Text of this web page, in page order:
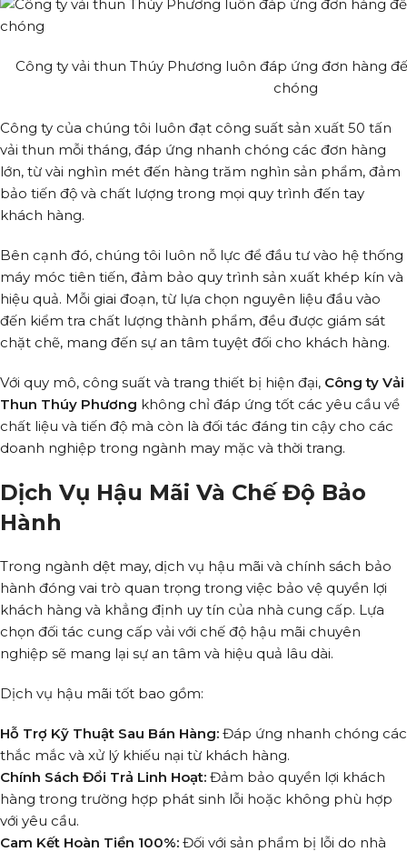
Công ty vải thun Thúy Phương luôn đáp ứng đơn hàng
chóng
Công ty của chúng tôi luôn đạt công suất sản xuất 50 tấn
vải thun mỗi tháng, đáp ứng nhanh chóng các đơn hàng
lớn, từ vài nghìn mét đến hàng trăm nghìn sản phẩm, đảm
bảo tiến độ và chất lượng trong mọi quy trình đến tay
khách hàng.
Bên cạnh đó, chúng tôi luôn nỗ lực để đầu tư vào hệ thống
máy móc tiên tiến, đảm bảo quy trình sản xuất khép kín và
hiệu quả. Mỗi giai đoạn, từ lựa chọn nguyên liệu đầu vào
đến kiểm tra chất lượng thành phẩm, đều được giám sát
chặt chẽ, mang đến sự an tâm tuyệt đối cho khách hàng.
Với quy mô, công suất và trang thiết bị hiện đại, Công ty Vải
Thun Thúy Phương không chỉ đáp ứng tốt các yêu cầu về
chất liệu và tiến độ mà còn là đối tác đáng tin cậy cho các
doanh nghiệp trong ngành may mặc và thời trang.
Dịch Vụ Hậu Mãi Và Chế Độ Bảo
Hành
Trong ngành dệt may, dịch vụ hậu mãi và chính sách bảo
hành đóng vai trò quan trọng trong việc bảo vệ quyền lợi
khách hàng và khẳng định uy tín của nhà cung cấp. Lựa
chọn đối tác cung cấp vải với chế độ hậu mãi chuyên
nghiệp sẽ mang lại sự an tâm và hiệu quả lâu dài.
Dịch vụ hậu mãi tốt bao gồm:
Hỗ Trợ Kỹ Thuật Sau Bán Hàng: Đáp ứng nhanh chóng các
thắc mắc và xử lý khiếu nại từ khách hàng.
Chính Sách Đổi Trả Linh Hoạt: Đảm bảo quyền lợi khách
hàng trong trường hợp phát sinh lỗi hoặc không phù hợp
với yêu cầu.
Cam Kết Hoàn Tiền 100%: Đối với sản phẩm bị lỗi do nhà